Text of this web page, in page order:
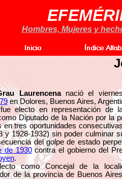
Hombres, Mujeres y
Laurencenanació el
en Dolores, Buenos Aires,
fue electo en representación de
Diputado de la Nación por la
en tres oportunidades
y 1928-1932) sin poder culminar
del golpe de estado
de 1930contra el gobierno del
.
como Concejal de la
de la provincia de Buenos